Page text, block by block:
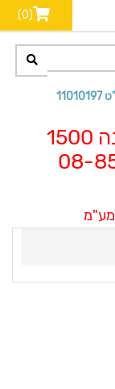
(0)
שים לב! מינימום הזמנה 1500
מע"מ